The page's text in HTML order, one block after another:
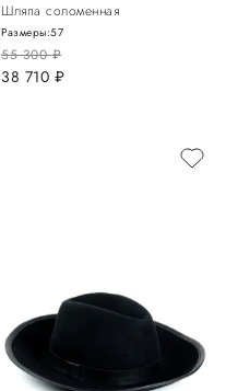
Шляпа соломенная
55 300руб.
38 710 руб.
Размеры:57